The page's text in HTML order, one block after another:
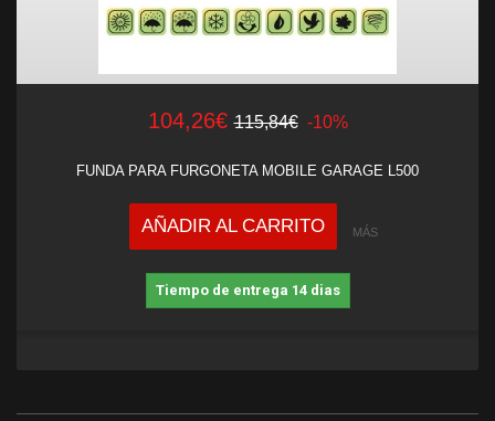
104,26€ 115,84€ -10%
FUNDA PARA FURGONETA MOBILE GARAGE L500
AÑADIR AL CARRITO MÁS
Tiempo de entrega 14 dias